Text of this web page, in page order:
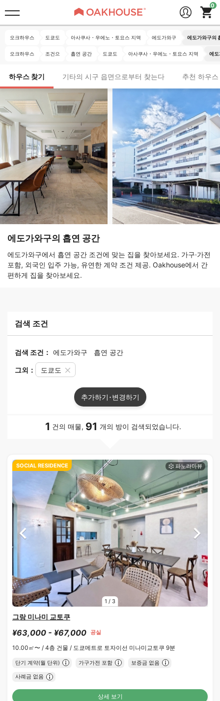
오크하우스 도쿄도 아사쿠사・우에노・토요스 지역 에도가와구 에도가와구의
오크하우스 조건으 흡연 공간 도쿄도 아사쿠사・우에노・토요스 지역 에도
하우스 찾기 기타의 시구 읍면으로부터 찾는다 추천 하우스
에도가와구의 흡연 공간
에도가와구에서 흡연 공간 조건에 맞는 집을 찾아보세요. 가구·가전
포함, 외국인 입주 가능, 유연한 계약 조건 제공. Oakhouse에서 간
편하게 집을 찾아보세요.
검색 조건
검색 조건： 에도가와구 흡연 공간
그외： 도쿄도
추가하기･변경하기
1 건의 매물, 91 개의 방이 검색되었습니다.
1 / 3
SOCIAL RESIDENCE
그랑 미나미 교토쿠
¥63,000 - ¥67,000 공실
10.00㎡〜 / 4층 건물 / 도쿄메트로 토자이선 미나미교토쿠 9분
단기 계약(월 단위) 가구가전 포함 보증금 없음
사례금 없음
상세 보기